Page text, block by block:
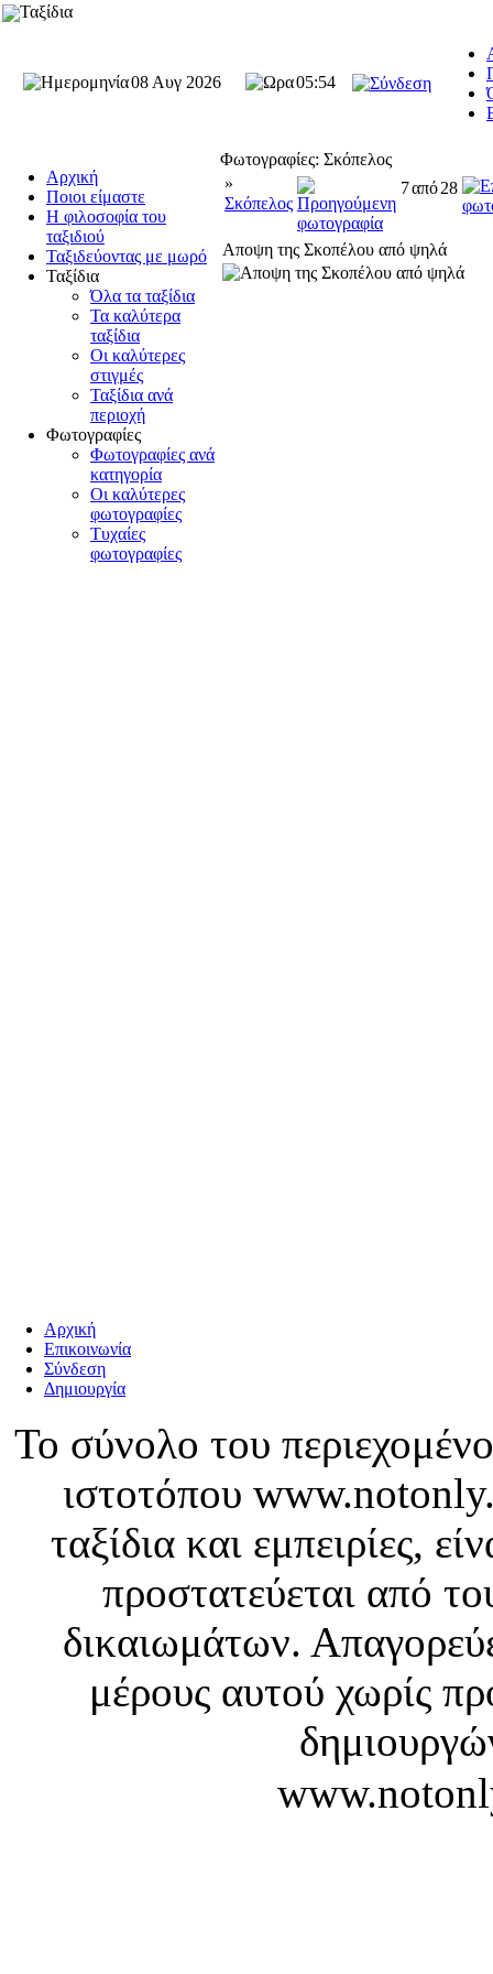
Ταξίδια
08 Αυγ 2026 05:54
Αρχική
Ποιοι είμαστε
Η φιλοσοφία του
ταξιδιού
Ταξιδεύοντας με μωρό
Ταξίδια
Όλα τα ταξίδια
Τα καλύτερα
ταξίδια
Οι καλύτερες
στιγμές
Ταξίδια ανά
περιοχή
Φωτογραφίες
Φωτογραφίες ανά
κατηγορία
Οι καλύτερες
φωτογραφίες
Τυχαίες
φωτογραφίες
Φωτογραφίες: Σκόπελος
»
Σκόπελος
7από28
Αποψη της Σκοπέλου από ψηλά
Αρχική
Επικοινωνία
Σύνδεση
Δημιουργία
Το σύνολο του
ιστοτόπου
ταξίδια και εμπειρίες,
προστατεύεται από
δικαιωμάτων.
μέρους αυτού χωρίς